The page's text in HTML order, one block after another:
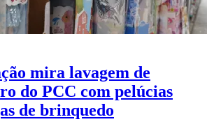
mira lavagem de
do PCC com pelúcias
de brinquedo